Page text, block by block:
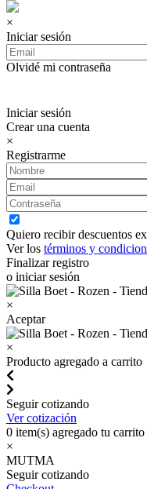
×
Iniciar sesión
Olvidé mi contraseña
Iniciar sesión
Crear una cuenta
×
Registrarme
Quiero recibir descuentos
Ver los términos y
Finalizar registro
o iniciar sesión
×
Aceptar
×
Producto agregado a carrito
Seguir cotizando
Ver cotización
0 item(s) agregado tu carrito
×
MUTMA
Seguir cotizando